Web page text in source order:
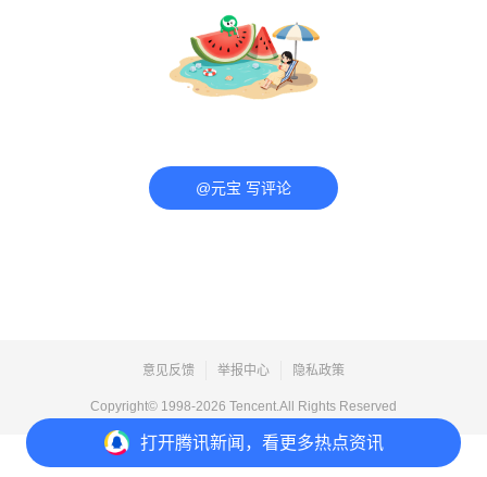
打开腾讯新闻，看更多热点资讯
@元宝 写评论
意见反馈 举报中心 隐私政策
Copyright© 1998-2026 Tencent.All Rights Reserved